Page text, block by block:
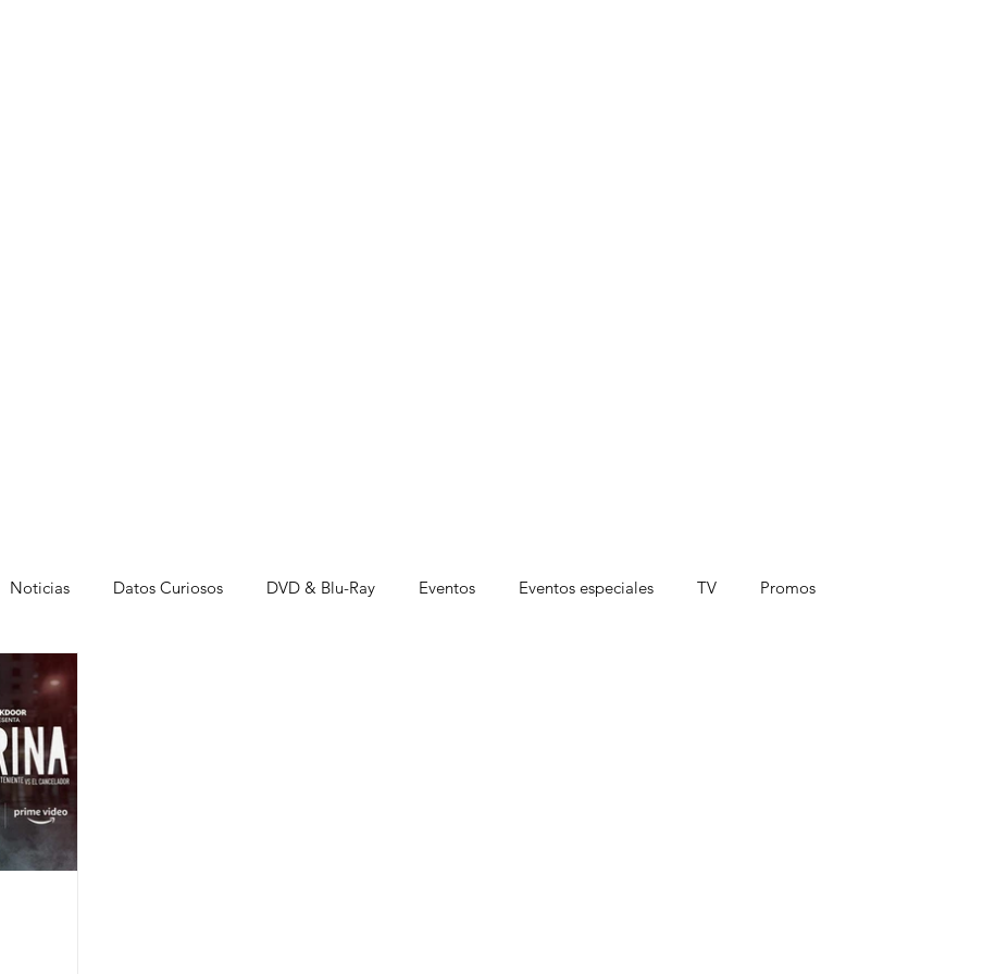
Noticias Datos Curiosos DVD & Blu-Ray Eventos Eventos especiales TV Promos
Entrevistas